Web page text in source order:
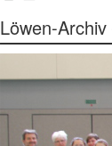
Löwen-